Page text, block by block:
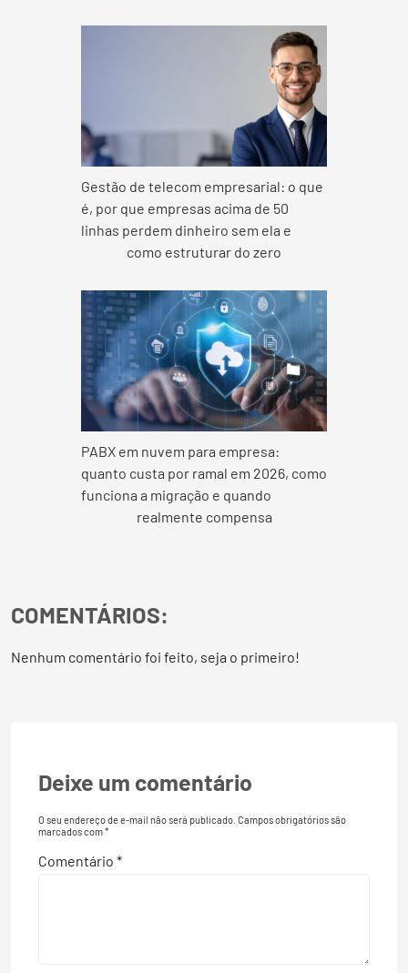
Gestão de telecom empresarial: o que
é, por que empresas acima de 50
linhas perdem dinheiro sem ela e
como estruturar do zero
PABX em nuvem para empresa:
quanto custa por ramal em 2026, como
funciona a migração e quando
realmente compensa
COMENTÁRIOS:
Nenhum comentário foi feito, seja o primeiro!
Deixe um comentário
O seu endereço de e-mail não será publicado. Campos obrigatórios são
marcados com*
Comentário *